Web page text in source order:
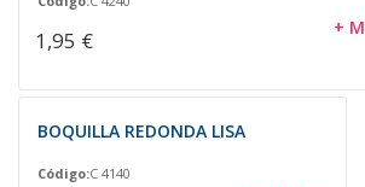
1,95 € +
BOQUILLA REDONDA LISA
Código:C 4140